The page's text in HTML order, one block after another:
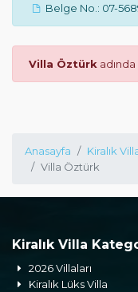
Belge No.: 07-
Villa Öztürk
Anasayfa Kiralık
Villa Öztürk
Kiralık Villa
2026 Villaları
Kiralık Lüks Villa